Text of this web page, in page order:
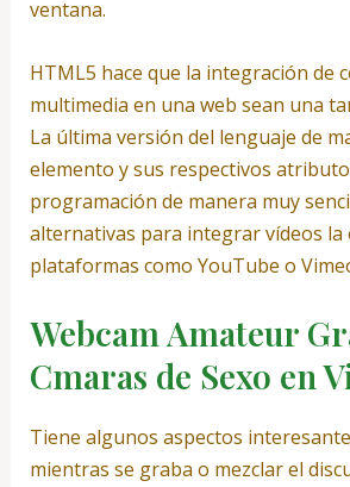
ventana.
HTML5 hace que la integración de
multimedia en una web sean una
La última versión del lenguaje de
elemento y sus respectivos
programación de manera muy
alternativas para integrar vídeos la
plataformas como YouTube o
Webcam Amateur
Cmaras de Sexo en
Tiene algunos aspectos
mientras se graba o mezclar el